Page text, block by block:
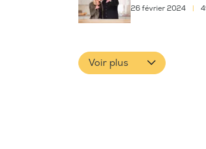
26 février 2024 |
Voir plus